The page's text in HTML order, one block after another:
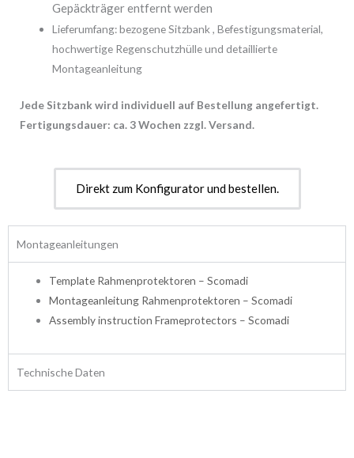
Gepäckträger entfernt werden
Lieferumfang: bezogene Sitzbank , Befestigungsmaterial,
hochwertige Regenschutzhülle und detaillierte
Montageanleitung
Jede Sitzbank wird individuell auf Bestellung angefertigt.
Fertigungsdauer: ca. 3 Wochen zzgl. Versand.
Direkt zum Konfigurator und bestellen.
Montageanleitungen
Template Rahmenprotektoren – Scomadi
Montageanleitung Rahmenprotektoren – Scomadi
Assembly instruction Frameprotectors – Scomadi
Technische Daten